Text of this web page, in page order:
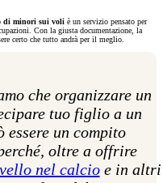
di minori sui voli è un servizio pensato per
Con la giusta documentazione, la
certo che tutto andrà per il meglio.
che organizzare un
tuo figlio a un
essere un compito
oltre a offrire
nel calcio e in altri